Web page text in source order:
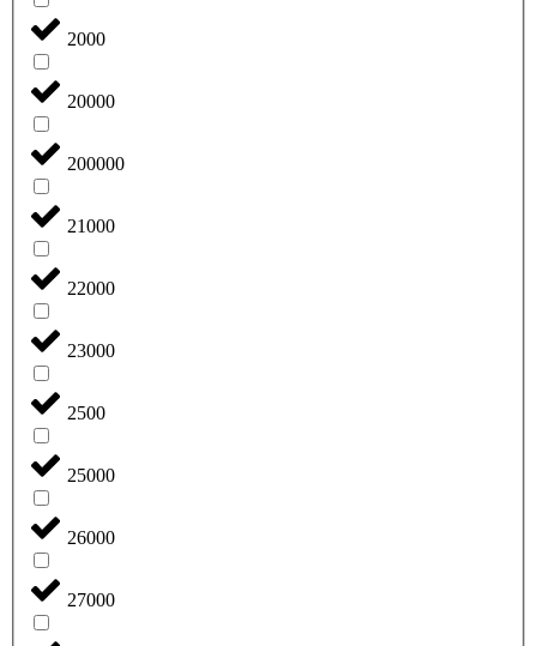
2000
20000
200000
21000
22000
23000
2500
25000
26000
27000